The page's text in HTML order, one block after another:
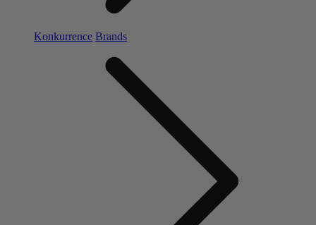
Konkurrence Brands